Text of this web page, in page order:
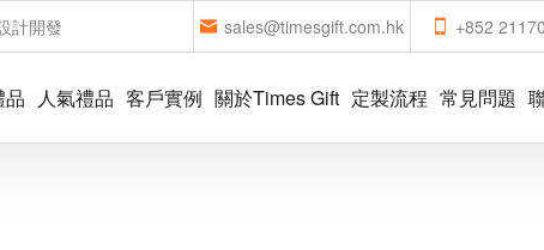
計開發 sales@timesgift.com.hk +852
品 人氣禮品 客戶實例 關於Times Gift 定製流程 常見問題